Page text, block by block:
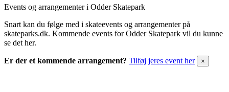
Events og arrangementer i Odder Skatepark
Snart kan du følge med i skateevents og arrangementer på
skateparks.dk. Kommende events for Odder Skatepark vil du kunne
se det her.
Er der et kommende arrangement? Tilføj jeres event her ×